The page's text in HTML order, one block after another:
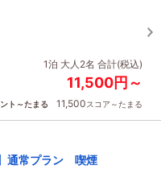
1泊 大人2名 合計(税込)
11,500円～
ト～たまる 11,500スコア～たまる
通常プラン 喫煙